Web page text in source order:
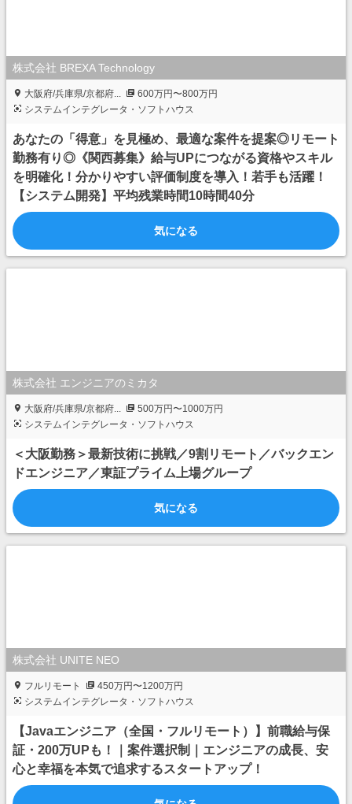
株式会社 BREXA Technology
大阪府/兵庫県/京都府...
600万円〜800万円
システムインテグレータ・ソフトハウス
あなたの「得意」を見極め、最適な案件を提案◎リモート
勤務有り◎《関西募集》給与UPにつながる資格やスキル
を明確化！分かりやすい評価制度を導入！若手も活躍！
【システム開発】平均残業時間10時間40分
気になる
株式会社 エンジニアのミカタ
大阪府/兵庫県/京都府...
500万円〜1000万円
システムインテグレータ・ソフトハウス
＜大阪勤務＞最新技術に挑戦／9割リモート／バックエン
ドエンジニア／東証プライム上場グループ
気になる
株式会社 UNITE NEO
フルリモート
450万円〜1200万円
システムインテグレータ・ソフトハウス
【Javaエンジニア（全国・フルリモート）】前職給与保
証・200万UPも！｜案件選択制｜エンジニアの成長、安
心と幸福を本気で追求するスタートアップ！